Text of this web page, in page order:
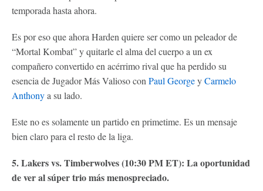
temporada hasta ahora.
Es por eso que ahora Harden quiere ser como un peleador de
“Mortal Kombat” y quitarle el alma del cuerpo a un ex
compañero convertido en acérrimo rival que ha perdido su
esencia de Jugador Más Valioso con Paul GeorgeyCarmelo
Anthonya su lado.
Este no es solamente un partido en primetime. Es un mensaje
bien claro para el resto de la liga.
5. Lakers vs. Timberwolves (10:30 PM ET): La oportunidad
de ver al súper trio más menospreciado.